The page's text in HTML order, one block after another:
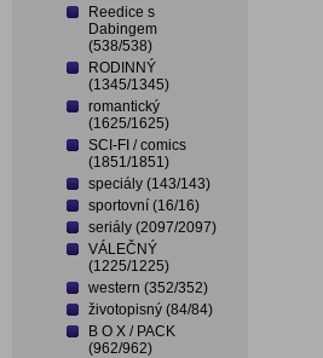
Reedice s
Dabingem
(538/538)
RODINNÝ
(1345/1345)
romantický
(1625/1625)
SCI-FI / comics
(1851/1851)
speciály (143/143)
sportovní (16/16)
seriály (2097/2097)
VÁLEČNÝ
(1225/1225)
western (352/352)
životopisný (84/84)
B O X / PACK
(962/962)